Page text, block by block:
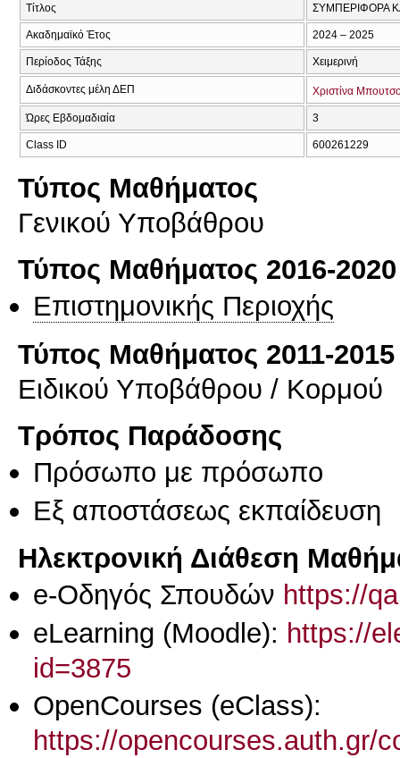
Τίτλος ΣΥΜΠΕΡΙΦΟΡΑ
Ακαδημαϊκό Έτος 2024 – 2025
Περίοδος Τάξης Χειμερινή
Διδάσκοντες μέλη ΔΕΠ Χριστίνα
Ώρες Εβδομαδιαία 3
Class ID 600261229
Τύπος Μαθήματος
Γενικού Υποβάθρου
Τύπος Μαθήματος 2016-2020
Επιστημονικής Περιοχής
Τύπος Μαθήματος 2011-2015
Ειδικού Υποβάθρου / Κορμού
Τρόπος Παράδοσης
Πρόσωπο με πρόσωπο
Eξ απoστάσεως εκπαίδευση
Ηλεκτρονική Διάθεση
e-Οδηγός Σπουδών https://
eLearning (Moodle): https://
id=3875
OpenCourses (eClass):
https://opencourses.auth.gr/